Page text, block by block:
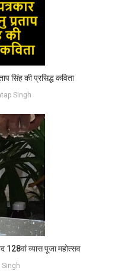
सिंह की प्रसिद्ध कविता
Singh
128वां व्यास पूजा महोत्सव
Singh